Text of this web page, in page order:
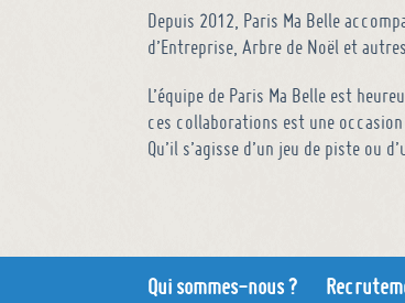
Depuis 2012, Paris Ma Belle
d’Entreprise, Arbre de Noël et
L’équipe de Paris Ma Belle est
ces collaborations est une
Qu’il s’agisse d’un jeu de piste ou
Qui sommes-nous ?